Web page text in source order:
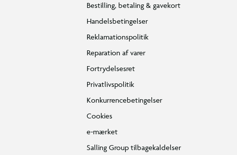
Bestilling, betaling & gavekort
Handelsbetingelser
Reklamationspolitik
Reparation af varer
Fortrydelsesret
Privatlivspolitik
Konkurrencebetingelser
Cookies
e-mærket
Salling Group tilbagekaldelser